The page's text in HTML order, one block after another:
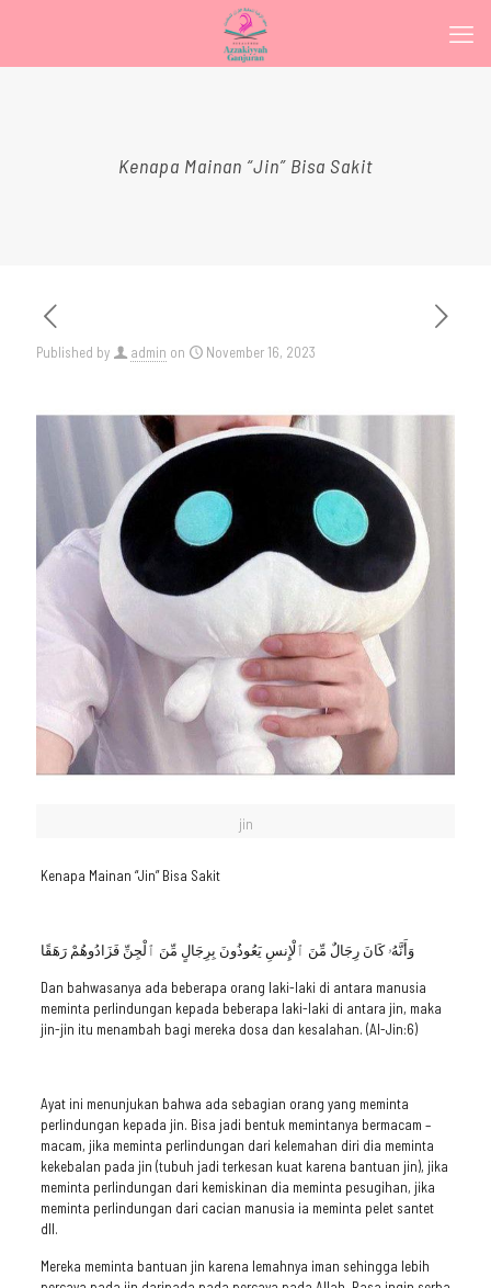
Kenapa Mainan “Jin” Bisa Sakit
Published by admin on November 16, 2023
jin
Kenapa Mainan “Jin” Bisa Sakit
وَأَنَّهُۥ كَانَ رِجَالٌ مِّنَ ٱلْإِنسِ يَعُوذُونَ بِرِجَالٍ مِّنَ ٱلْجِنِّ فَزَادُوهُمْ رَهَقًا
Dan bahwasanya ada beberapa orang laki-laki di antara manusia
meminta perlindungan kepada beberapa laki-laki di antara jin, maka
jin-jin itu menambah bagi mereka dosa dan kesalahan. (Al-Jin:6)
Ayat ini menunjukan bahwa ada sebagian orang yang meminta
perlindungan kepada jin. Bisa jadi bentuk memintanya bermacam –
macam, jika meminta perlindungan dari kelemahan diri dia meminta
kekebalan pada jin (tubuh jadi terkesan kuat karena bantuan jin), jika
meminta perlindungan dari kemiskinan dia meminta pesugihan, jika
meminta perlindungan dari cacian manusia ia meminta pelet santet
dll.
Mereka meminta bantuan jin karena lemahnya iman sehingga lebih